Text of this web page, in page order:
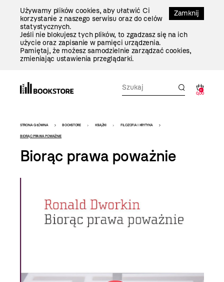
Zamknij
Używamy plików cookies, aby ułatwić Ci
korzystanie z naszego serwisu oraz do celów
statystycznych.
Jeśli nie blokujesz tych plików, to zgadzasz się na ich
użycie oraz zapisanie w pamięci urządzenia.
Pamiętaj, że możesz samodzielnie zarządzać cookies,
zmieniając ustawienia przeglądarki.
0
0,00
Bookstore
-
szablon
STRONA GŁÓWNA BOOKSTORE KSIĄŻKI FILOZOFIA I KRYTYKA
BIORĄC PRAWA POWAŻNIE
Biorąc prawa poważnie